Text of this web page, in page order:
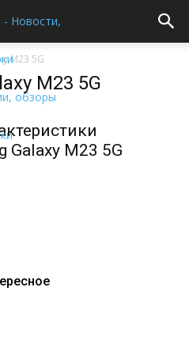
M23 5G
M23 5G
Galaxy M23 5G